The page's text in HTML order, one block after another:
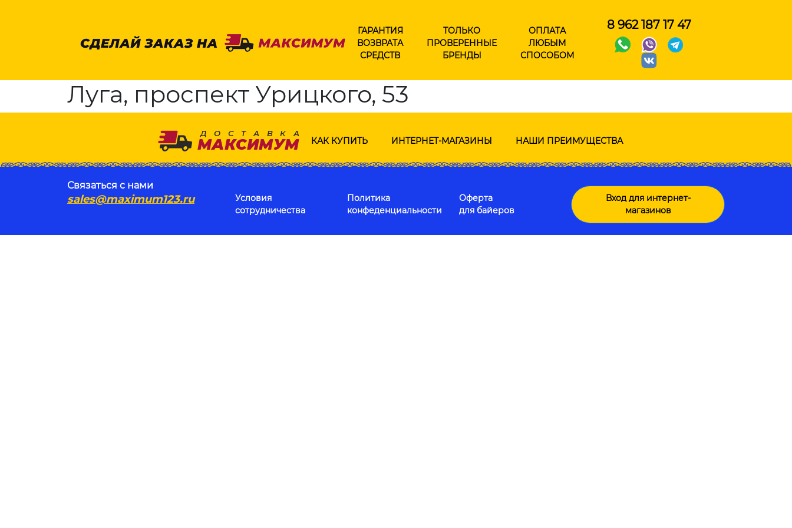
ГАРАНТИЯ
ВОЗВРАТА
СРЕДСТВ
ТОЛЬКО
ПРОВЕРЕННЫЕ
БРЕНДЫ
ОПЛАТА
ЛЮБЫМ
СПОСОБОМ
8 962 187 17 47
Луга, проспект Урицкого, 53
КАК КУПИТЬ ИНТЕРНЕТ-МАГАЗИНЫ НАШИ ПРЕИМУЩЕСТВА
Связаться с нами
sales@maximum123.ru
Условия
сотрудничества
Политика
конфеденциальности
Оферта
для байеров
Вход для интернет-
магазинов